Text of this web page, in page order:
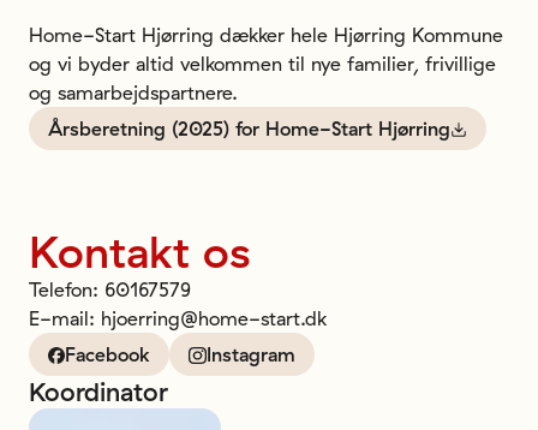
Home-Start Hjørring dækker hele Hjørring Kommune
og vi byder altid velkommen til nye familier, frivillige
og samarbejdspartnere.
Årsberetning (2025) for Home-Start Hjørring
Kontakt os
Telefon: 60167579
E-mail: hjoerring@home-start.dk
Facebook
Instagram
Koordinator